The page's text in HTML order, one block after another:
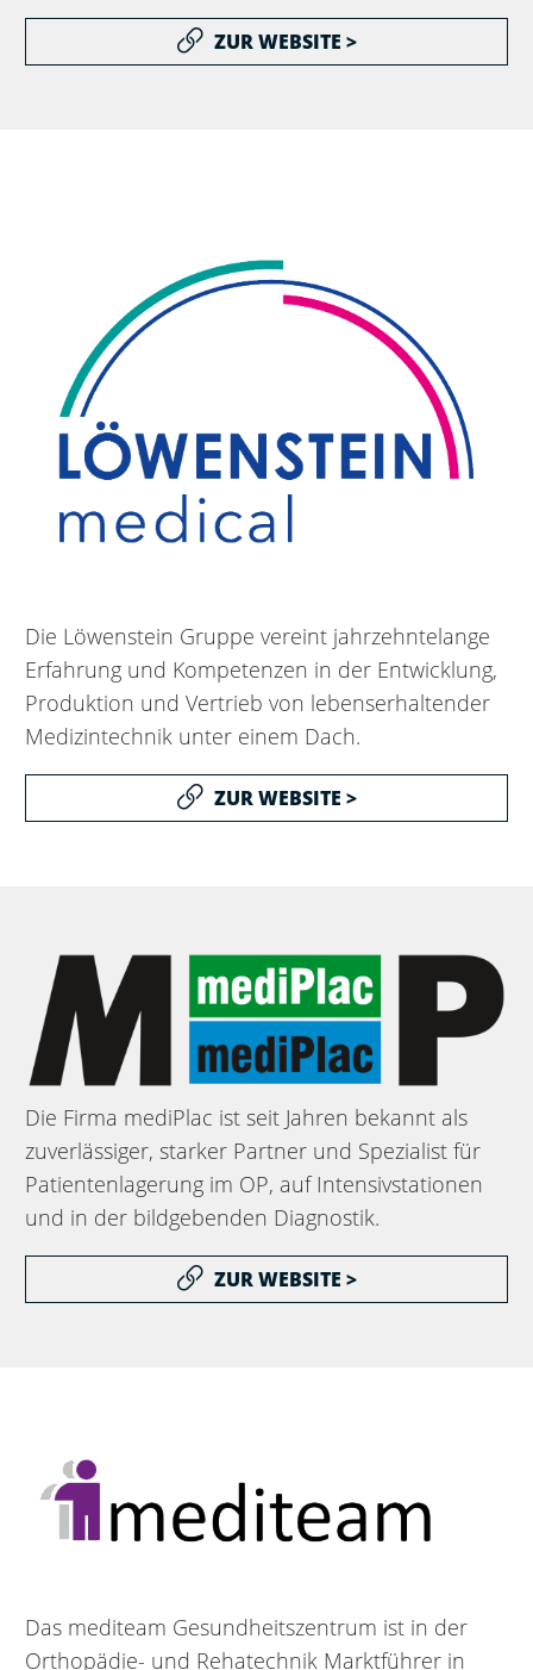
ZUR WEBSITE >
Die Löwenstein Gruppe vereint jahrzehntelange
Erfahrung und Kompetenzen in der Entwicklung,
Produktion und Vertrieb von lebenserhaltender
Medizintechnik unter einem Dach.
ZUR WEBSITE >
Die Firma mediPlac ist seit Jahren bekannt als
zuverlässiger, starker Partner und Spezialist für
Patientenlagerung im OP, auf Intensivstationen
und in der bildgebenden Diagnostik.
ZUR WEBSITE >
Das mediteam Gesundheitszentrum ist in der
Orthopädie- und Rehatechnik Marktführer in